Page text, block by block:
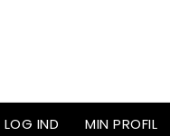
LOG IND MIN PROFIL